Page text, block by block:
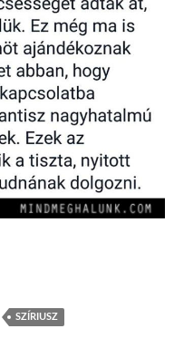
SZÍRIUSZ